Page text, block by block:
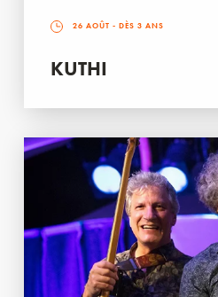
26 AOÛT - DÈS 3 ANS
KUTHI